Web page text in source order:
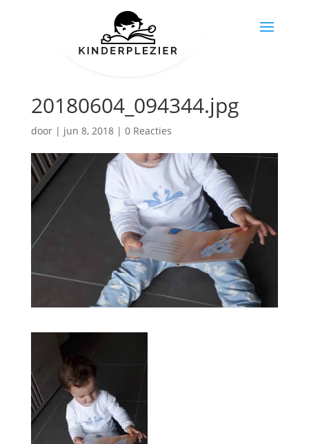
20180604_094344.jpg
door | jun 8, 2018| 0 Reacties